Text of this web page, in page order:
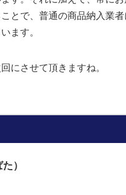
とで、普通の商品納入業
ます。
にさせて頂きますね。
）